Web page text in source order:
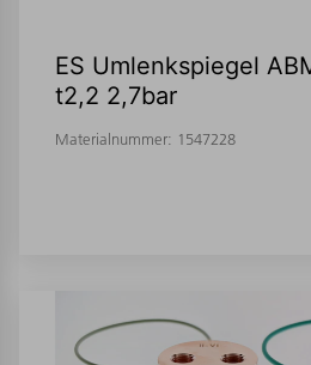
ES Umlenkspiegel
t2,2 2,7bar
Materialnummer: 1547228